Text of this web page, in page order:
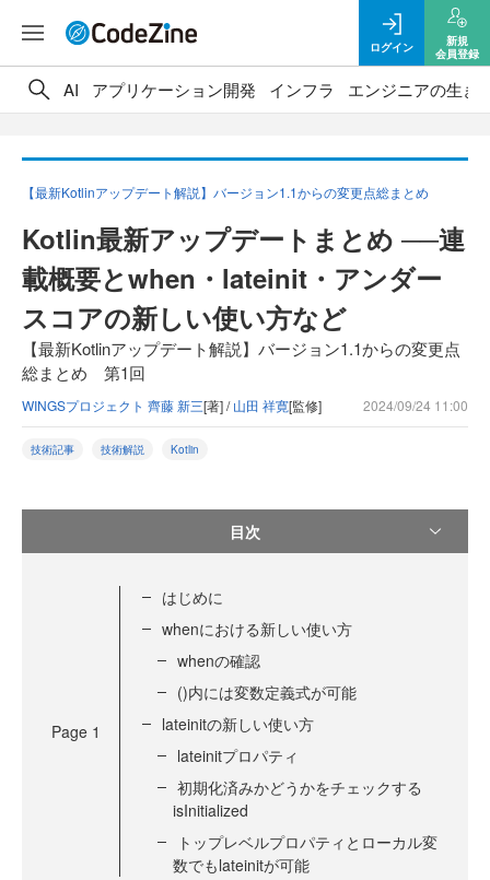
ログイン
新規
会員登録
AI アプリケーション開発 インフラ エンジニアの生き
【最新Kotlinアップデート解説】バージョン1.1からの変更点総まとめ
Kotlin最新アップデートまとめ ──連
載概要とwhen・lateinit・アンダー
スコアの新しい使い方など
【最新Kotlinアップデート解説】バージョン1.1からの変更点
総まとめ 第1回
WINGSプロジェクト 齊藤 新三[著] /山田 祥寛[監修] 2024/09/24 11:00
技術記事 技術解説 Kotlin
目次
Page 1
はじめに
whenにおける新しい使い方
whenの確認
()内には変数定義式が可能
lateinitの新しい使い方
lateinitプロパティ
初期化済みかどうかをチェックする
isInitialized
トップレベルプロパティとローカル変
数でもlateinitが可能